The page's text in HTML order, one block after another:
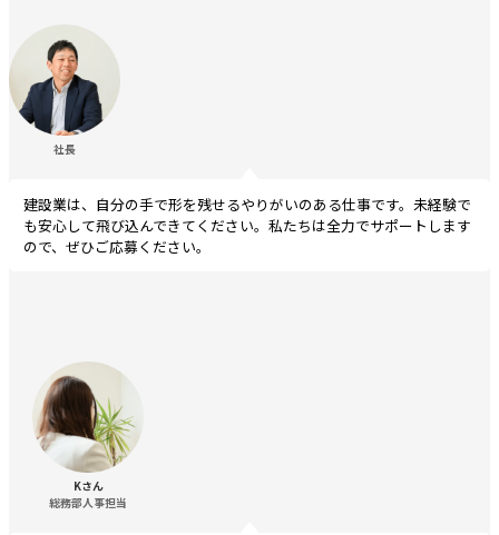
社長
建設業は、自分の手で形を残せるやりがいのある仕事です。未経験で
も安心して飛び込んできてください。私たちは全力でサポートします
ので、ぜひご応募ください。
Kさん
総務部人事担当